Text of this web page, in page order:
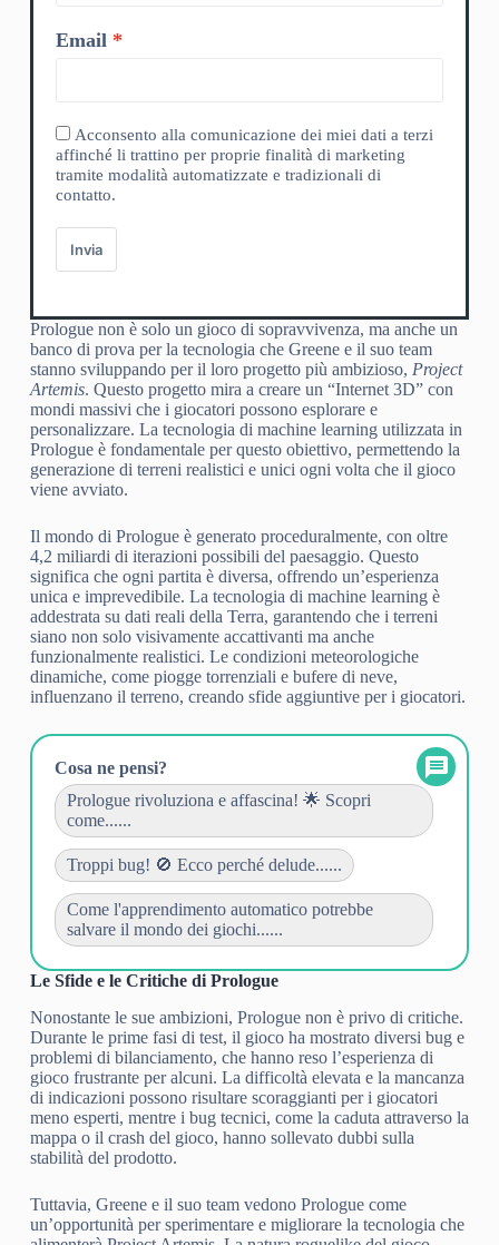
Email
Acconsento alla comunicazione dei miei dati a terzi
affinché li trattino per proprie finalità di marketing
tramite modalità automatizzate e tradizionali di
contatto.
Invia
Prologue non è solo un gioco di sopravvivenza, ma anche un
banco di prova per la tecnologia che Greene e il suo team
stanno sviluppando per il loro progetto più ambizioso, Project
Artemis. Questo progetto mira a creare un “Internet 3D” con
mondi massivi che i giocatori possono esplorare e
personalizzare. La tecnologia di machine learning utilizzata in
Prologue è fondamentale per questo obiettivo, permettendo la
generazione di terreni realistici e unici ogni volta che il gioco
viene avviato.
Il mondo di Prologue è generato proceduralmente, con oltre
4,2 miliardi di iterazioni possibili del paesaggio. Questo
significa che ogni partita è diversa, offrendo un’esperienza
unica e imprevedibile. La tecnologia di machine learning è
addestrata su dati reali della Terra, garantendo che i terreni
siano non solo visivamente accattivanti ma anche
funzionalmente realistici. Le condizioni meteorologiche
dinamiche, come piogge torrenziali e bufere di neve,
influenzano il terreno, creando sfide aggiuntive per i giocatori.
Cosa ne pensi?
Prologue rivoluziona e affascina! 🌟 Scopri
come......
Troppi bug! 🚫 Ecco perché delude......
Come l'apprendimento automatico potrebbe
salvare il mondo dei giochi......
Le Sfide e le Critiche di Prologue
Nonostante le sue ambizioni, Prologue non è privo di critiche.
Durante le prime fasi di test, il gioco ha mostrato diversi bug e
problemi di bilanciamento, che hanno reso l’esperienza di
gioco frustrante per alcuni. La difficoltà elevata e la mancanza
di indicazioni possono risultare scoraggianti per i giocatori
meno esperti, mentre i bug tecnici, come la caduta attraverso la
mappa o il crash del gioco, hanno sollevato dubbi sulla
stabilità del prodotto.
Tuttavia, Greene e il suo team vedono Prologue come
un’opportunità per sperimentare e migliorare la tecnologia che